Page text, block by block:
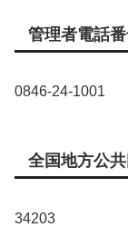
管理者電話
0846-24-1001
全国地方公
34203